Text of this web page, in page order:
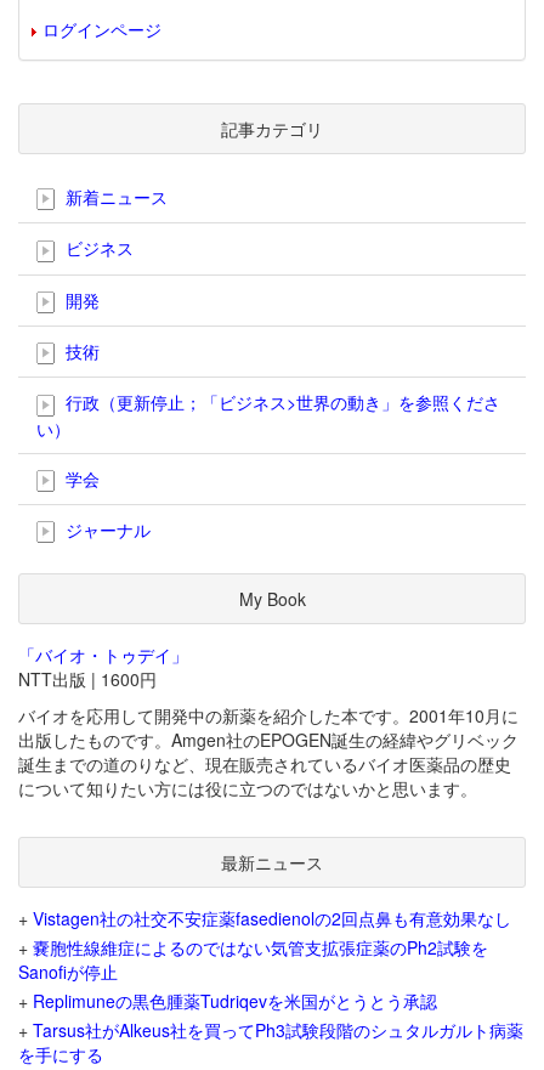
ログインページ
記事カテゴリ
新着ニュース
ビジネス
開発
技術
行政（更新停止；「ビジネス>世界の動き」を参照くださ
い）
学会
ジャーナル
My Book
「バイオ・トゥデイ」
NTT出版 | 1600円
バイオを応用して開発中の新薬を紹介した本です。2001年10月に
出版したものです。Amgen社のEPOGEN誕生の経緯やグリベック
誕生までの道のりなど、現在販売されているバイオ医薬品の歴史
について知りたい方には役に立つのではないかと思います。
最新ニュース
+ Vistagen社の社交不安症薬fasedienolの2回点鼻も有意効果なし
+ 嚢胞性線維症によるのではない気管支拡張症薬のPh2試験を
Sanofiが停止
+ Replimuneの黒色腫薬Tudriqevを米国がとうとう承認
+ Tarsus社がAlkeus社を買ってPh3試験段階のシュタルガルト病薬
を手にする